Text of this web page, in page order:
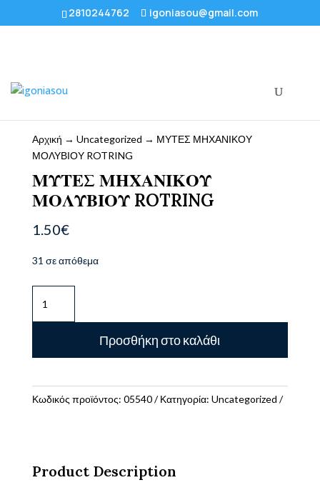
2810244762 igoniasou@gmail.com
Αρχική → Uncategorized → ΜΥΤΕΣ ΜΗΧΑΝΙΚΟΥ
ΜΟΛΥΒΙΟΥ ROTRING
ΜΥΤΕΣ ΜΗΧΑΝΙΚΟΥ
ΜΟΛΥΒΙΟΥ ROTRING
1.50€
31 σε απόθεμα
ΜΗΧΑΝΙΚΟΥ
ΜΟΛΥΒΙΟΥ
ποσότητα
Προσθήκη στο καλάθι
Κωδικός προϊόντος: 05540 Κατηγορία: Uncategorized
Product Description